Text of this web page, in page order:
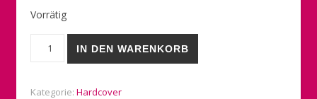
Vorrätig
IN DEN WARENKORB
Kategorie: Hardcover